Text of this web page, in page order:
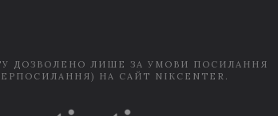
ДОЗВОЛЕНО ЛИШЕ ЗА УМОВИ ПОСИЛАННЯ
НА САЙТ NIKCENTER.